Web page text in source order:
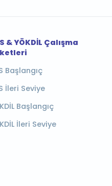
& YÖKDİL Çalışma
Başlangıç
İleri Seviye
Başlangıç
İleri Seviye